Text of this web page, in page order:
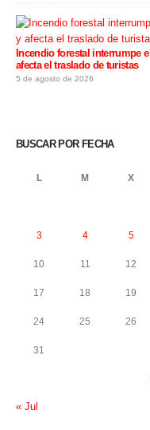
Incendio forestal interrumpe
afecta el traslado de turistas
5 de agosto de 2026
BUSCAR POR FECHA
L M X
3 4 5
10 11 12
17 18 19
24 25 26
31
« Jul